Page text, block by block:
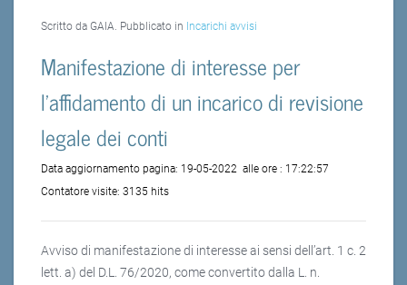
Scritto da GAIA. Pubblicato in Incarichi avvisi
Manifestazione di interesse per
l'affidamento di un incarico di revisione
legale dei conti
Data aggiornamento pagina: 19-05-2022 alle ore : 17:22:57
Contatore visite: 3135 hits
Avviso di manifestazione di interesse ai sensi dell’art. 1 c. 2
lett. a) del D.L. 76/2020, come convertito dalla L. n.